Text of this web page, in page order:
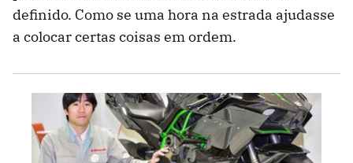
definido. Como se uma hora na estrada ajudasse
a colocar certas coisas em ordem.